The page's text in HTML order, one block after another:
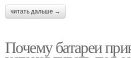
читать дальше →
Почему батареи